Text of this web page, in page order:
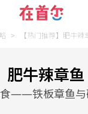
> 【热门推荐】肥牛辣
肥牛辣章鱼
——铁板章鱼与